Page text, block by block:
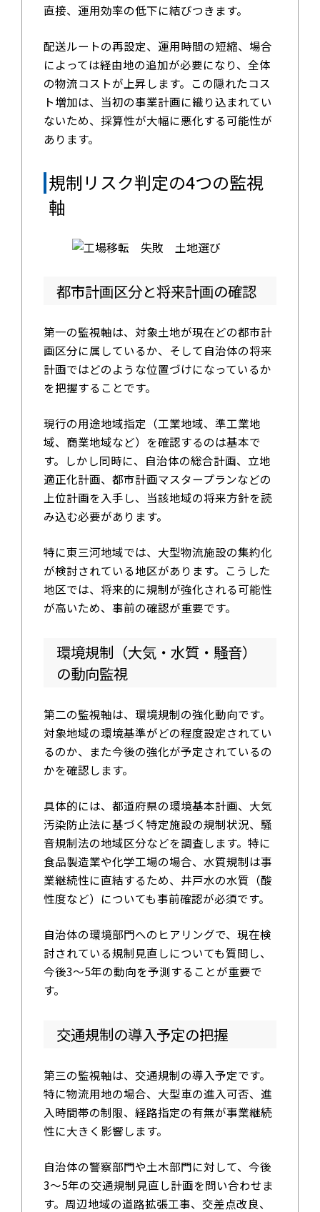
直接、運用効率の低下に結びつきます。
配送ルートの再設定、運用時間の短縮、場合
によっては経由地の追加が必要になり、全体
の物流コストが上昇します。この隠れたコス
ト増加は、当初の事業計画に織り込まれてい
ないため、採算性が大幅に悪化する可能性が
あります。
規制リスク判定の4つの監視
軸
都市計画区分と将来計画の確認
第一の監視軸は、対象土地が現在どの都市計
画区分に属しているか、そして自治体の将来
計画ではどのような位置づけになっているか
を把握することです。
現行の用途地域指定（工業地域、準工業地
域、商業地域など）を確認するのは基本で
す。しかし同時に、自治体の総合計画、立地
適正化計画、都市計画マスタープランなどの
上位計画を入手し、当該地域の将来方針を読
み込む必要があります。
特に東三河地域では、大型物流施設の集約化
が検討されている地区があります。こうした
地区では、将来的に規制が強化される可能性
が高いため、事前の確認が重要です。
環境規制（大気・水質・騒音）
の動向監視
第二の監視軸は、環境規制の強化動向です。
対象地域の環境基準がどの程度設定されてい
るのか、また今後の強化が予定されているの
かを確認します。
具体的には、都道府県の環境基本計画、大気
汚染防止法に基づく特定施設の規制状況、騒
音規制法の地域区分などを調査します。特に
食品製造業や化学工場の場合、水質規制は事
業継続性に直結するため、井戸水の水質（酸
性度など）についても事前確認が必須です。
自治体の環境部門へのヒアリングで、現在検
討されている規制見直しについても質問し、
今後3〜5年の動向を予測することが重要で
す。
交通規制の導入予定の把握
第三の監視軸は、交通規制の導入予定です。
特に物流用地の場合、大型車の進入可否、進
入時間帯の制限、経路指定の有無が事業継続
性に大きく影響します。
自治体の警察部門や土木部門に対して、今後
3〜5年の交通規制見直し計画を問い合わせま
す。周辺地域の道路拡張工事、交差点改良、